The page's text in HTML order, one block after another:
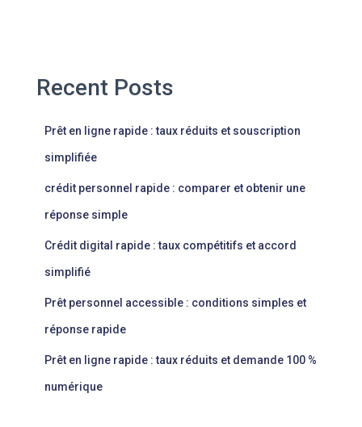
Recent Posts
Prêt en ligne rapide : taux réduits et souscription
simplifiée
crédit personnel rapide : comparer et obtenir une
réponse simple
Crédit digital rapide : taux compétitifs et accord
simplifié
Prêt personnel accessible : conditions simples et
réponse rapide
Prêt en ligne rapide : taux réduits et demande 100 %
numérique